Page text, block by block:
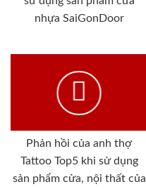
nhựa SaiGonDoor
Phản hồi của anh thợ
Tattoo Top5 khi sử dụng
sản phẩm cửa, nội thất của